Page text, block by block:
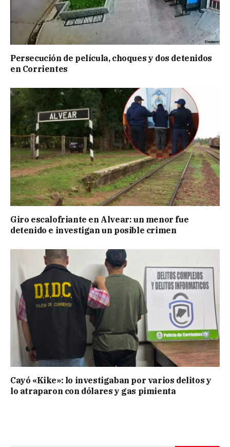
Persecución de película, choques y dos detenidos
en Corrientes
Giro escalofriante en Alvear: un menor fue
detenido e investigan un posible crimen
Cayó «Kike»: lo investigaban por varios delitos y
lo atraparon con dólares y gas pimienta